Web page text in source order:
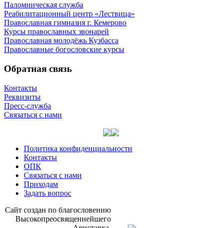
Паломническая служба
Реабилитационный центр «Лествица»
Православная гимназия г. Кемерово
Курсы православных звонарей
Православная молодёжь Кузбасса
Православные богословские курсы
Обратная связь
Контакты
Реквизиты
Пресс-служба
Связаться с нами
Политика конфиденциальности
Контакты
ОПК
Связаться с нами
Приходам
Задать вопрос
Сайт со­здан по бла­го­сло­ве­нию
Вы­со­ко­прео­свя­щен­ней­ше­го